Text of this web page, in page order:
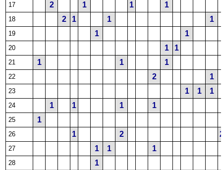
17
2 1 1 1
18 2 1 1 1
19 1 1
20 1 1
21 1 1 1
22 2 1
23 1 1 1
24 1 1 1 1
25 1
26 1 2
27 1 1 1
28 1